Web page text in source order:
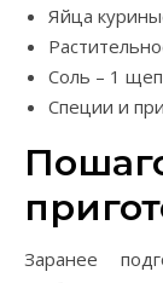
Яйца
Соль – 1
Специи и
Заранее подготовьте ингредиенты: разморозьте